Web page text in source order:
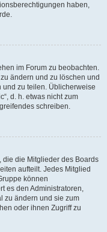
haben,
im Forum zu beobachten.
ändern und zu löschen und
und zu teilen. Üblicherweise
d. h. etwas nicht zum
schreiben.
die die Mitglieder des Boards
aufteilt. Jedes Mitglied
können
es den Administratoren,
zu ändern und sie zum
oder ihnen Zugriff zu